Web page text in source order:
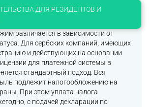
ДЛЯ РЕЗИДЕНТОВ И
различается в зависимости от
Для сербских компаний, имеющих
и действующих на основании
для платежной системы в
стандартный подход. Вся
подлежит налогообложению на
При этом уплата налога
с подачей декларации по